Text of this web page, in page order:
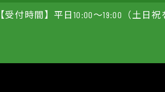
【受付時間】平日10:00～19:00（土日祝